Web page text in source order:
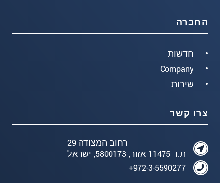
החברה
חדשות
Company
שירות
צרו קשר
רחוב המצודה 29
ת.ד 11475 אזור, 5800173, ישראל
972-3-5590277+